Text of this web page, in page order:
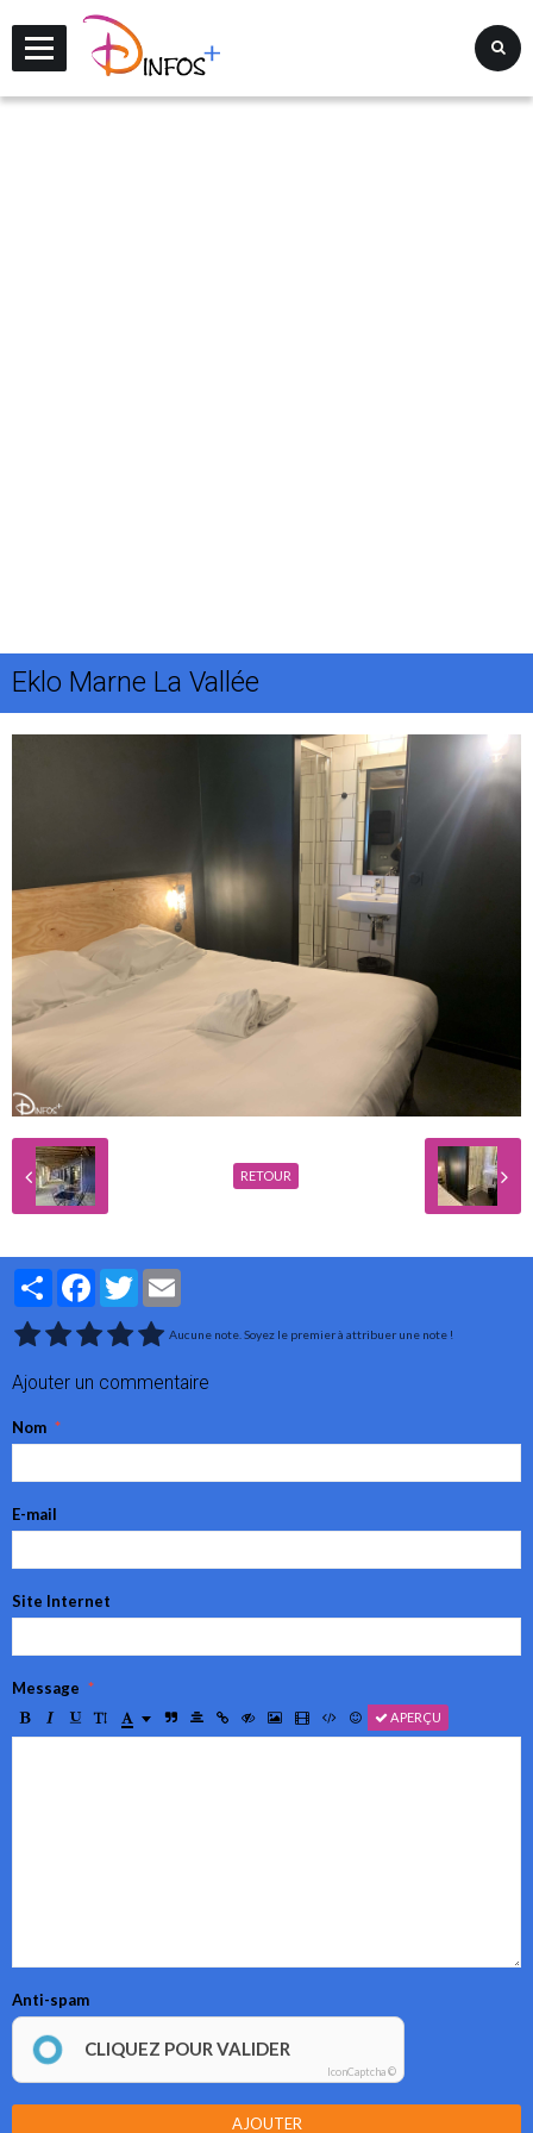
Eklo Marne La Vallée
RETOUR
PartagerFacebookTwitter
Aucune note. Soyez le premier à attribuer une note !
Ajouter un commentaire
Nom
E-mail
Site Internet
Message
APERÇU
Anti-spam
CLIQUEZ POUR VALIDER
IconCaptcha ©
AJOUTER